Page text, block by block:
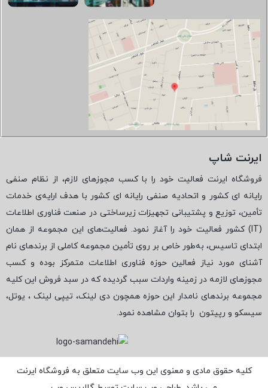
ایرنت شاپ
فروشگاه ایرنت فعالیت خود را با کسب مجوزهای لازم، از نظام صنفی
رایانه ای کشور و اتحادیه صنفی رایانه ای کشور با هدف ارایه‌ی خدمات
تأمین، توزیع و پشتیبانی تجهیزات زیرساختی در صنعت فناوری اطلاعات
(
IT) کشور فعالیت خود را آغاز نمود. فعالیت‌های این مجموعه از همان
ابتدای تاسیس، به‌طور خاص بر روی تأمین مجموعه کاملی از برندهای نام
آشنای مورد نیاز فعالین حوزه فناوری اطلاعات متمرکز بوده و کسب
مجوزهای لازمه در زمینه واردات سبب گردیده که در سبد فروش این کلیه
مجموعه برندهای نامدار این حوزه همچون دی لینک، تیپی لینک ، یوتل،
سیسکو و رپیتون را بتوان مشاهده نمود.
کلیه حقوق مادی و معنوی این وب سایت متعلق به فروشگاه ایرنت